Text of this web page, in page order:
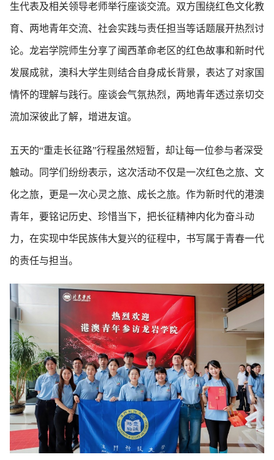
生代表及相关领导老师举行座谈交流。双方围绕红色文化教
育、两地青年交流、社会实践与责任担当等话题展开热烈讨
论。龙岩学院师生分享了闽西革命老区的红色故事和新时代
发展成就，澳科大学生则结合自身成长背景，表达了对家国
情怀的理解与践行。座谈会气氛热烈，两地青年透过亲切交
流加深彼此了解，增进友谊。
五天的“重走长征路”行程虽然短暂，却让每一位参与者深受
触动。同学们纷纷表示，这次活动不仅是一次红色之旅、文
化之旅，更是一次心灵之旅、成长之旅。作为新时代的港澳
青年，要铭记历史、珍惜当下，把长征精神内化为奋斗动
力，在实现中华民族伟大复兴的征程中，书写属于青春一代
的责任与担当。